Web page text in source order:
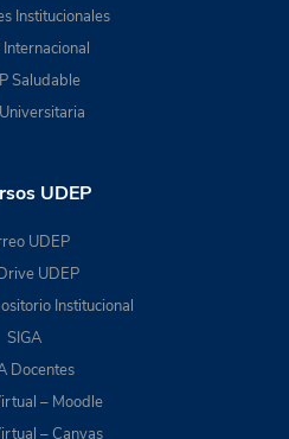
Institucionales
Internacional
Saludable
UDEP
UDEP
UDEP
Institucional
SIGA
Docentes
– Moodle
– Canvas